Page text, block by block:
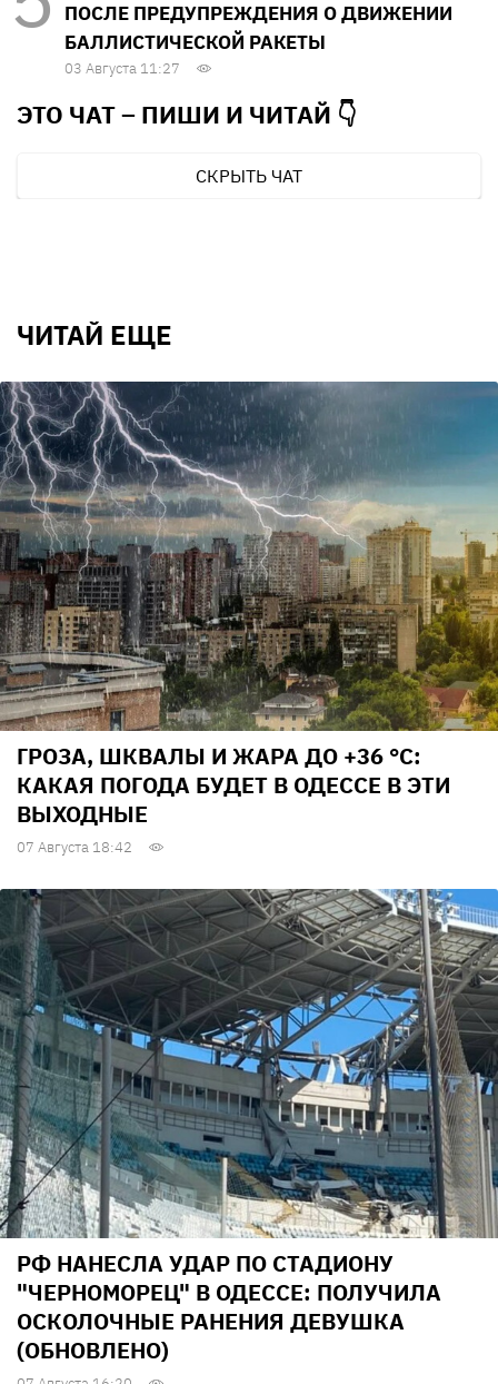
ПОСЛЕ ПРЕДУПРЕЖДЕНИЯ О ДВИЖЕНИИ
БАЛЛИСТИЧЕСКОЙ РАКЕТЫ
03 Августа 11:27
ЭТО ЧАТ – ПИШИ И ЧИТАЙ 👇
СКРЫТЬ ЧАТ
ЧИТАЙ ЕЩЕ
ГРОЗА, ШКВАЛЫ И ЖАРА ДО +36 °С:
КАКАЯ ПОГОДА БУДЕТ В ОДЕССЕ В ЭТИ
ВЫХОДНЫЕ
07 Августа 18:42
РФ НАНЕСЛА УДАР ПО СТАДИОНУ
"ЧЕРНОМОРЕЦ" В ОДЕССЕ: ПОЛУЧИЛА
ОСКОЛОЧНЫЕ РАНЕНИЯ ДЕВУШКА
(ОБНОВЛЕНО)